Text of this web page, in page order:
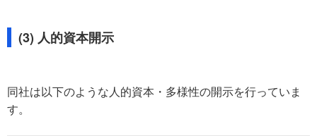
(3) 人的資本開示
同社は以下のような人的資本・多様性の開示を行っていま
す。